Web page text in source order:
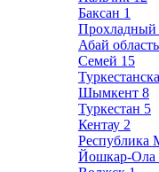
Баксан 1
Прохладный
Абай область
Семей 15
Шымкент 8
Туркестан 5
Кентау 2
Республика
Йошкар-Ола